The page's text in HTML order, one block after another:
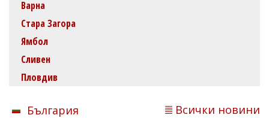
Варна
Стара Загора
Ямбол
Сливен
Пловдив
България Всички новини